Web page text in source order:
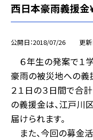
西日本豪雨義援金¥
公開日 2018/07/26 更
６年生の発案で１
豪雨の被災地への義援
２１日の３日間で合計
の義援金は、江戸川
届けられます。
また、今回の募金